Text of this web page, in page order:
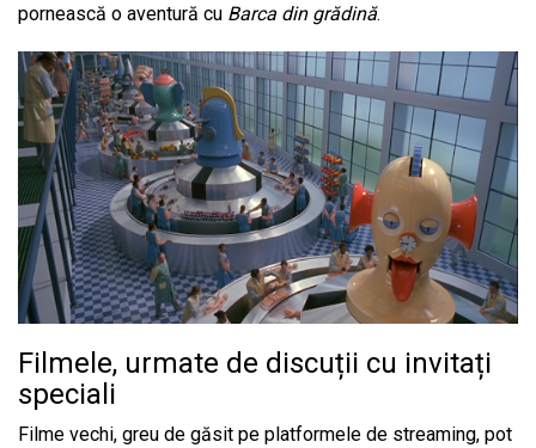
pornească o aventură cu Barca din grădină.
Filmele, urmate de discuții cu invitați
speciali
Filme vechi, greu de găsit pe platformele de streaming, pot